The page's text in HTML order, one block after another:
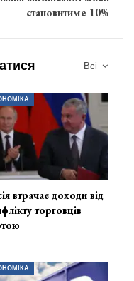
становитиме 10%
Всі
втрачає доходи від
торговців